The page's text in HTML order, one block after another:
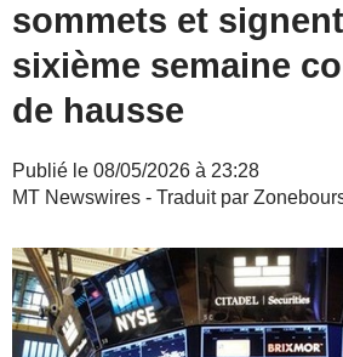
sommets et
sixième semaine
de hausse
Publié le 08/05/2026 à 23:28
MT Newswires - Traduit par